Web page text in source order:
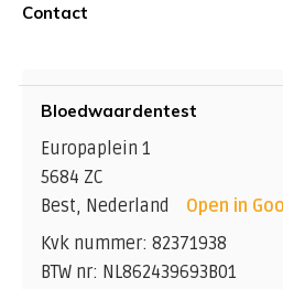
Contact
Bloedwaardentest
Europaplein 1
5684 ZC
Best, Nederland
Open in
Kvk nummer: 82371938
BTW nr: NL862439693B01